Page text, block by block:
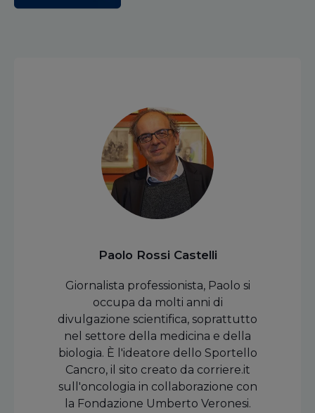
Paolo Rossi Castelli
Giornalista professionista, Paolo si
occupa da molti anni di
divulgazione scientifica, soprattutto
nel settore della medicina e della
biologia. È l'ideatore dello Sportello
Cancro, il sito creato da corriere.it
sull'oncologia in collaborazione con
la Fondazione Umberto Veronesi.